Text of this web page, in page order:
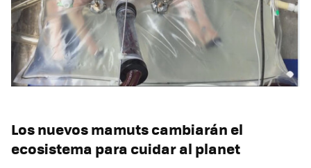
Los nuevos mamuts cambiarán el
ecosistema para cuidar al planet